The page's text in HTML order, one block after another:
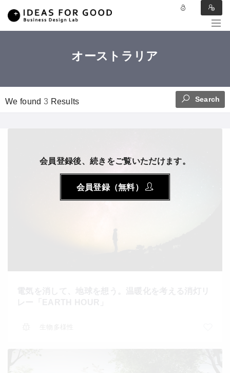
オーストラリア
We found 3 Results Search
会員登録後、続きをご覧いただけます。
会員登録（無料）